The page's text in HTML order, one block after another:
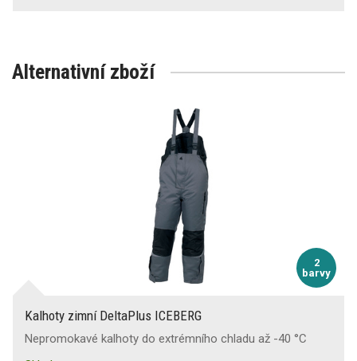
Alternativní zboží
2
barvy
Kalhoty zimní DeltaPlus ICEBERG
Nepromokavé kalhoty do extrémního chladu až -40 °C